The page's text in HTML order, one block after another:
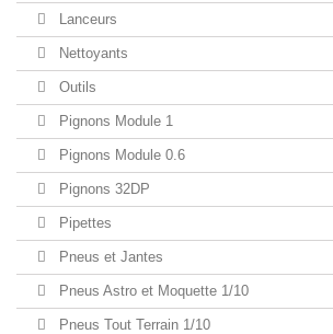
Lanceurs
Nettoyants
Outils
Pignons Module 1
Pignons Module 0.6
Pignons 32DP
Pipettes
Pneus et Jantes
Pneus Astro et Moquette 1/10
Pneus Tout Terrain 1/10